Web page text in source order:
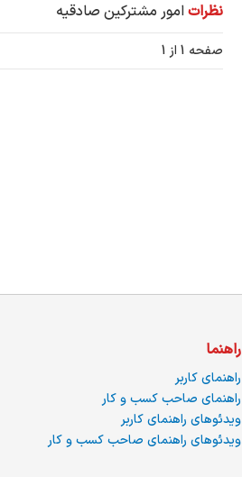
نظراتامور مشترکین صادقیه
صفحه 1 از 1
راهنما
راهنمای کاربر
راهنمای صاحب کسب و کار
ویدئوهای راهنمای کاربر
ویدئوهای راهنمای صاحب کسب و کار